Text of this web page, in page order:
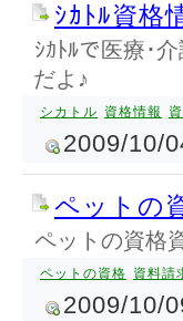
ｼｶﾄﾙ資格
ｼｶﾄﾙで医療･
だよ♪
シカトル 資格情報
2009/10/
ペットの
ペットの資格
ペットの資格 資料請
2009/10/